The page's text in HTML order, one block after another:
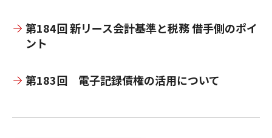
第184回 新リース会計基準と税務 借手側のポイ
ント
第183回 電子記録債権の活用について